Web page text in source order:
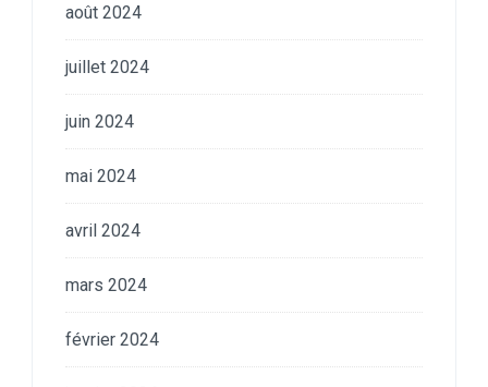
août 2024
juillet 2024
juin 2024
mai 2024
avril 2024
mars 2024
février 2024